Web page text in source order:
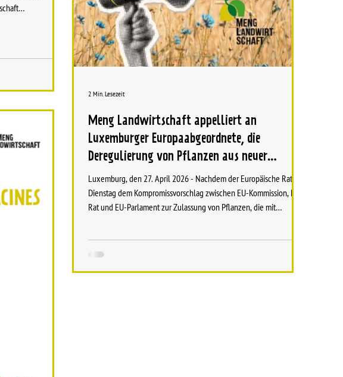
“neuen
Meng Landwirtschaft appelliert an
Luxemburger Europaabgeordnete, die
Deregulierung von Pflanzen aus neuer
Gentechnik zu stoppen
Luxemburg, den 27. April 2026 - Nachdem der Europäische Rat am
Dienstag dem Kompromissvorschlag zwischen EU-Kommission, EU-
Rat und EU-Parlament zur Zulassung von Pflanzen, die mit
Meng Landwirtschaft zusammengeschlossenen Organisationen [1]
2 Min. Lesezeit